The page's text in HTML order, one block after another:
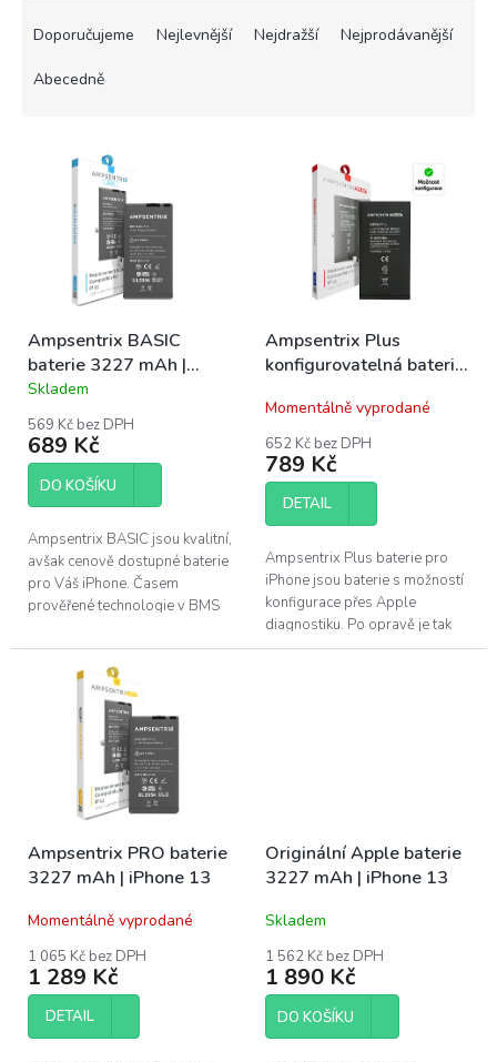
Doporučujeme Nejlevnější Nejdražší Nejprodávanější
Abecedně
d
u
k
t
ů
Ampsentrix BASIC
baterie 3227 mAh |
iPhone 13
Průměrné
hodnocení
produktu
je
5,0
hvězdiček.
Skladem
569 Kč bez DPH
689 Kč
DO KOŠÍKU
Ampsentrix BASIC jsou kvalitní,
avšak cenově dostupné baterie
pro Váš iPhone. Časem
prověřené technologie v BMS
v kombinaci s kvalitním
článkem...
Ampsentrix Plus
konfigurovatelná baterie
Momentálně vyprodané
652 Kč bez DPH
789 Kč
DETAIL
Ampsentrix Plus baterie pro
iPhone jsou baterie s možností
konfigurace přes Apple
diagnostiku. Po opravě je tak
možné baterii nakonfigurovat
Ampsentrix PRO baterie
3227 mAh | iPhone 13
Momentálně vyprodané
1 065 Kč bez DPH
1 289 Kč
DETAIL
Originální Apple baterie
3227 mAh | iPhone 13
Skladem
1 562 Kč bez DPH
1 890 Kč
DO KOŠÍKU